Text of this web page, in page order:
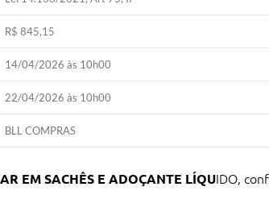
R$ 845,15
14/04/2026 às 10h00
22/04/2026 às 10h00
BLL COMPRAS
EM SACHÊS E ADOÇANTE LÍQUIDO,